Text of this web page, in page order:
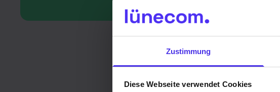
Zustimmung
Diese Webseite verwendet Cookies